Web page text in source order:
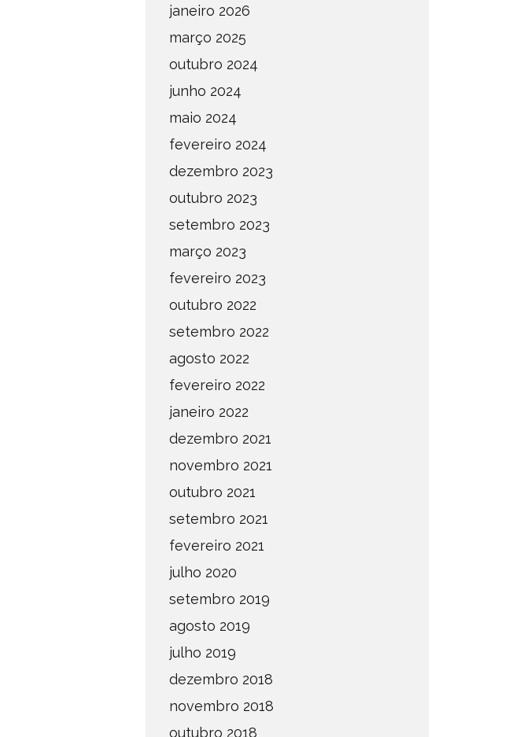
janeiro 2026
março 2025
outubro 2024
junho 2024
maio 2024
fevereiro 2024
dezembro 2023
outubro 2023
setembro 2023
março 2023
fevereiro 2023
outubro 2022
setembro 2022
agosto 2022
fevereiro 2022
janeiro 2022
dezembro 2021
novembro 2021
outubro 2021
setembro 2021
fevereiro 2021
julho 2020
setembro 2019
agosto 2019
julho 2019
dezembro 2018
novembro 2018
outubro 2018